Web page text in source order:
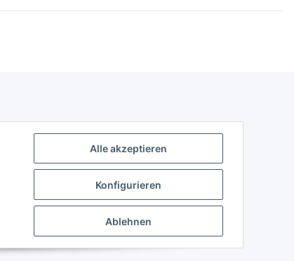
Alle akzeptieren
Konfigurieren
Ablehnen